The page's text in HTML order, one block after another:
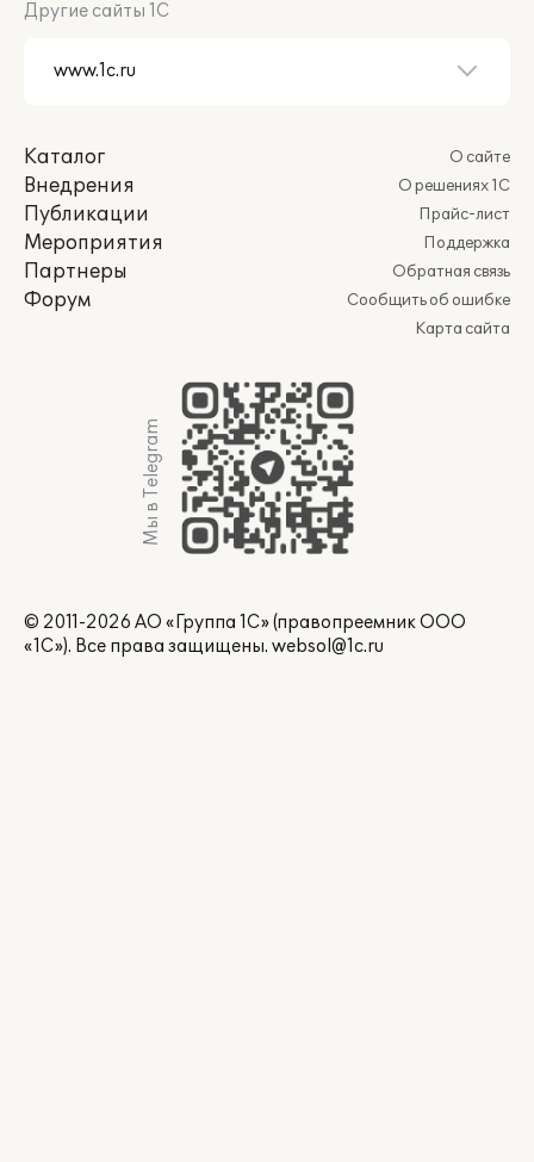
Другие сайты 1С
Каталог
Внедрения
Публикации
Мероприятия
Партнеры
Форум
О сайте
О решениях 1С
Прайс-лист
Поддержка
Обратная связь
Сообщить об ошибке
Карта сайта
Мы в Telegram
© 2011-2026 АО «Группа 1С» (правопреемник ООО
«1С»). Все права защищены. websol@1c.ru